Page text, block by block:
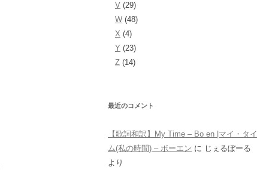
V (29)
W (48)
X (4)
Y (23)
Z (14)
最近のコメント
【歌詞和訳】My Time – Bo en |マイ・タイ
ム(私の時間) – ボーエン に じぇるぼーる
より